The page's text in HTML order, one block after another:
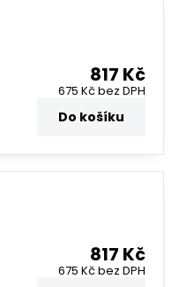
817 Kč
675 Kčbez DPH
Do košíku
817 Kč
675 Kčbez DPH